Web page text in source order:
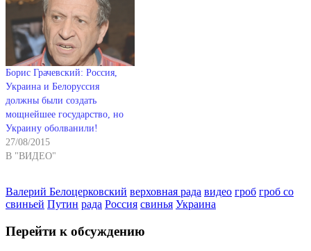
Борис Грачевский: Россия,
Украина и Белоруссия
должны были создать
мощнейшее государство, но
Украину оболванили!
27/08/2015
В "ВИДЕО"
Валерий Белоцерковский верховная рада видео гроб гроб со
свиньей Путин рада Россия свинья Украина
Перейти к обсуждению